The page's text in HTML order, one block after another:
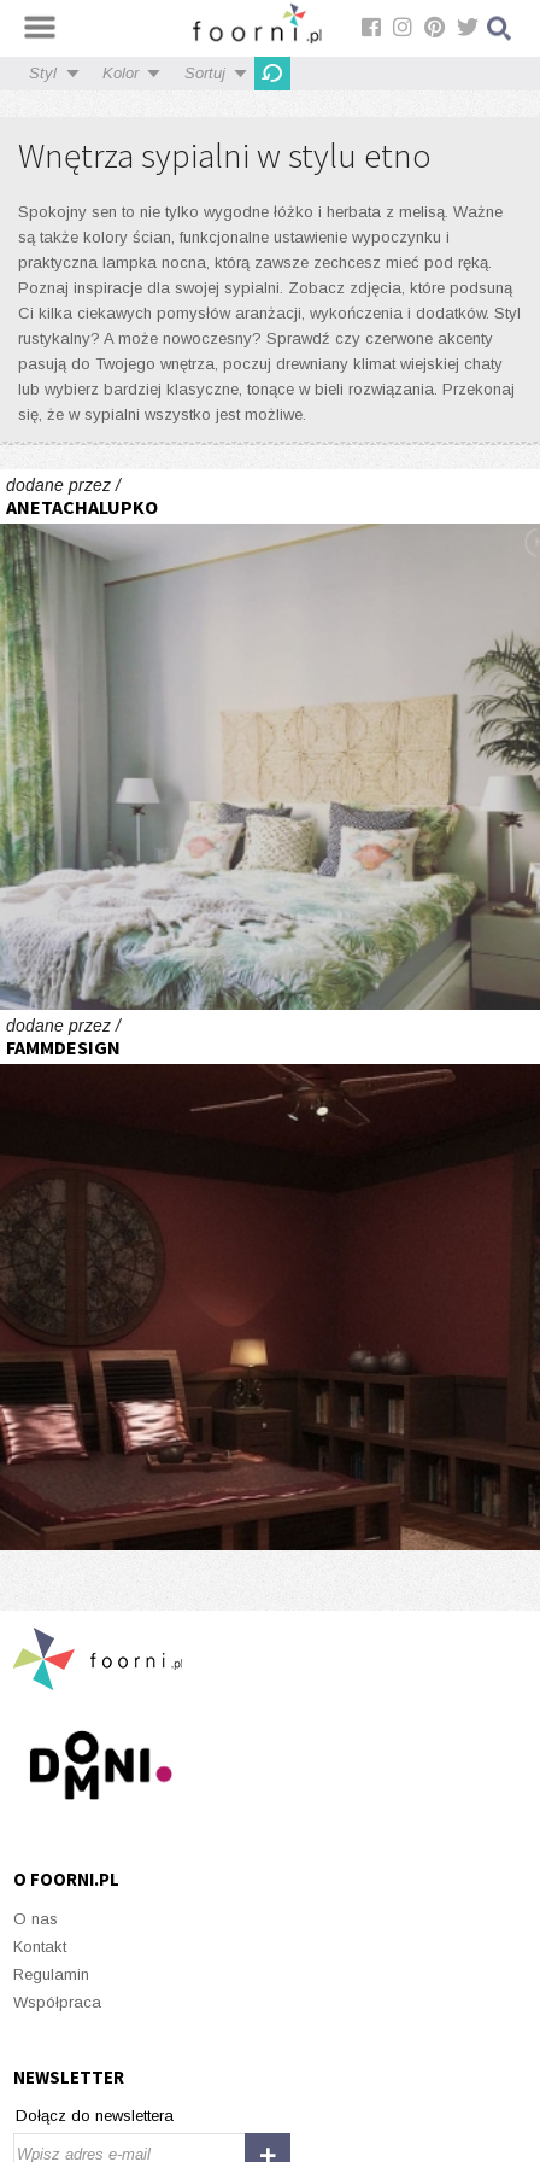
Styl Kolor Sortuj
Wnętrza sypialni w stylu etno
Spokojny sen to nie tylko wygodne łóżko i herbata z melisą. Ważne
są także kolory ścian, funkcjonalne ustawienie wypoczynku i
praktyczna lampka nocna, którą zawsze zechcesz mieć pod ręką.
Poznaj inspiracje dla swojej sypialni. Zobacz zdjęcia, które podsuną
Ci kilka ciekawych pomysłów aranżacji, wykończenia i dodatków. Styl
rustykalny? A może nowoczesny? Sprawdź czy czerwone akcenty
pasują do Twojego wnętrza, poczuj drewniany klimat wiejskiej chaty
lub wybierz bardziej klasyczne, tonące w bieli rozwiązania. Przekonaj
się, że w sypialni wszystko jest możliwe.
dodane przez /
ANETACHALUPKO
dodane przez /
FAMMDESIGN
O FOORNI.PL
O nas
Kontakt
Regulamin
Współpraca
NEWSLETTER
Dołącz do newslettera